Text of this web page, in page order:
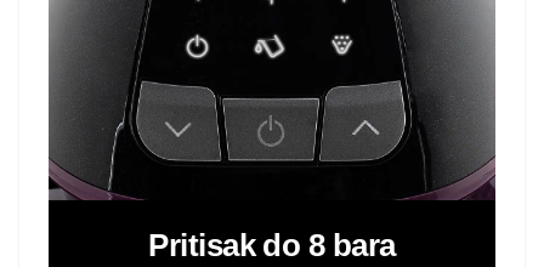
Pritisak do 8 bara